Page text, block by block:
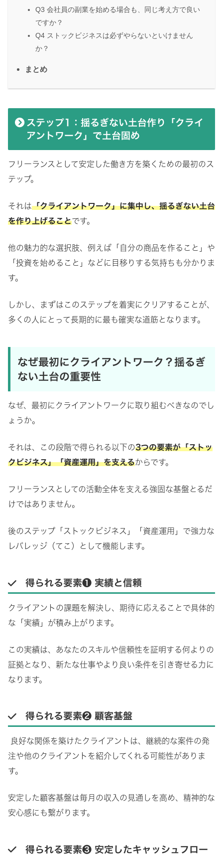
Q3 会社員の副業を始める場合も、同じ考え方で良い
ですか？
Q4 ストックビジネスは必ずやらないといけません
か？
まとめ
ステップ1：揺るぎない土台作り「クライ
アントワーク」で土台固め
フリーランスとして安定した働き方を築くための最初のス
テップ。
それは「クライアントワーク」に集中し、揺るぎない土台
を作り上げることです。
他の魅力的な選択肢、例えば「自分の商品を作ること」や
「投資を始めること」などに目移りする気持ちも分かりま
す。
しかし、まずはこのステップを着実にクリアすることが、
多くの人にとって長期的に最も確実な道筋となります。
なぜ最初にクライアントワーク？揺るぎ
ない土台の重要性
なぜ、最初にクライアントワークに取り組むべきなのでし
ょうか。
それは、この段階で得られる以下の3つの要素が「ストッ
クビジネス」「資産運用」を支えるからです。
フリーランスとしての活動全体を支える強固な基盤とるだ
けではありません。
後のステップ「ストックビジネス」「資産運用」で強力な
レバレッジ（てこ）として機能します。
得られる要素❶ 実績と信頼
クライアントの課題を解決し、期待に応えることで具体的
な「実績」が積み上がります。
この実績は、あなたのスキルや信頼性を証明する何よりの
証拠となり、新たな仕事やより良い条件を引き寄せる力に
なります。
得られる要素❷ 顧客基盤
良好な関係を築けたクライアントは、継続的な案件の発
注や他のクライアントを紹介してくれる可能性がありま
す。
安定した顧客基盤は毎月の収入の見通しを高め、精神的な
安心感にも繋がります。
得られる要素❸ 安定したキャッシュフロー